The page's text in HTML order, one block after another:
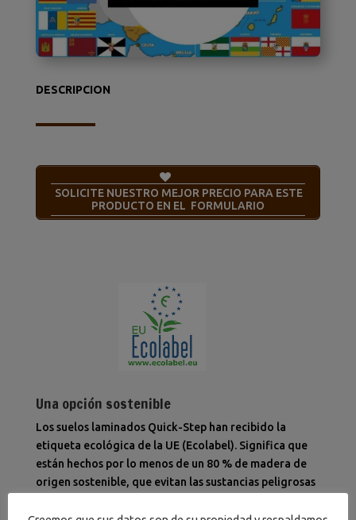
DESCRIPCION
SOLICITE NUESTRO MEJOR PRECIO PARA ESTE
PRODUCTO EN EL FORMULARIO
Una opción sostenible
Los suelos laminados Quick-Step han recibido la
etiqueta ecológica de la UE (Ecolabel). Significa que
están hechos por lo menos de un 80 % de madera de
origen sostenible, que evitan las sustancias peligrosas